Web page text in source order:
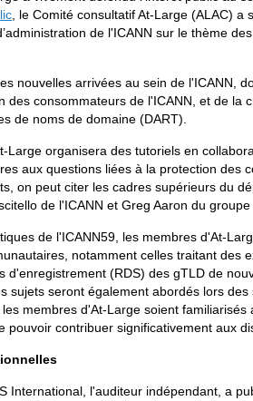
, le Comité consultatif At-Large (ALAC)
de l'ICANN sur le thème
nouvelles arrivées au sein de l'ICANN,
des consommateurs de l'ICANN, et de la
de noms de domaine (DART).
Large organisera des tutoriels en
aux questions liées à la protection des
on peut citer les cadres supérieurs du
de l'ICANN et Greg Aaron du
de l'ICANN59, les membres d'At-
notamment celles traitant des
d'enregistrement (RDS) des gTLD de
sujets seront également abordés lors
membres d'At-Large soient
pouvoir contribuer significativement aux
International, l'auditeur indépendant, a